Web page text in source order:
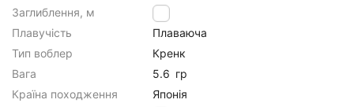
Заглиблення, м
0.8
Плавучість
Плаваюча
Тип воблер
Кренк
Вага
5.6 гр
Країна походження
Японія